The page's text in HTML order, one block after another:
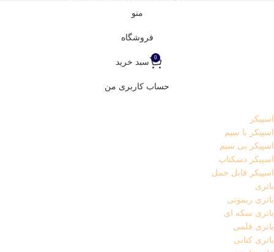
منو
فروشگاه
0 سبد خرید
حساب کاربری من
اسپیکر
اسپیکر با سیم
اسپیکر بی سیم
اسپیکر دسکتاپ
اسپیکر قابل حمل
باتری
باتری ریموتی
باتری سکه ای
باتری قلمی
باتری کتابی